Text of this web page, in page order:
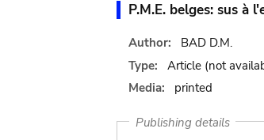
P.M.E. belges: sus à
Author:
BAD D.M.
Type:
Article (not
Media:
printed
Publishing details